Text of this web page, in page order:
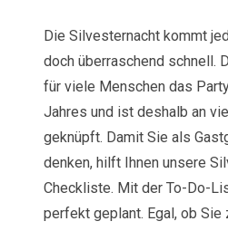
Die Silvesternacht kommt
doch überraschend schnell.
für viele Menschen das
Jahres und ist deshalb an
geknüpft. Damit Sie als
denken, hilft Ihnen unsere
Checkliste. Mit der To-Do-
perfekt geplant. Egal, ob